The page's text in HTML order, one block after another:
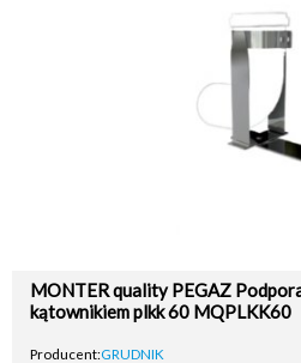
MONTER quality PEGAZ
kątownikiem plkk 60 MQPLKK60
Producent:GRUDNIK